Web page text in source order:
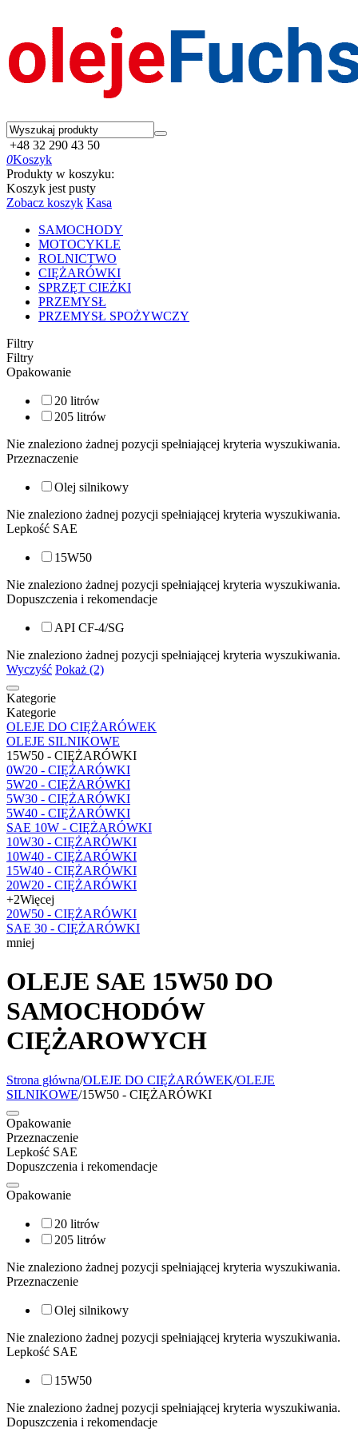
+48 32 290 43 50
0Koszyk
Produkty w koszyku:
Koszyk jest pusty
Zobacz koszyk Kasa
SAMOCHODY
MOTOCYKLE
ROLNICTWO
CIĘŻARÓWKI
SPRZĘT CIEŻKI
PRZEMYSŁ
PRZEMYSŁ SPOŻYWCZY
Filtry
Filtry
Opakowanie
20 litrów
205 litrów
Nie znaleziono żadnej pozycji spełniającej kryteria wyszukiwania.
Przeznaczenie
Olej silnikowy
Nie znaleziono żadnej pozycji spełniającej kryteria wyszukiwania.
Lepkość SAE
15W50
Nie znaleziono żadnej pozycji spełniającej kryteria wyszukiwania.
Dopuszczenia i rekomendacje
API CF-4/SG
Nie znaleziono żadnej pozycji spełniającej kryteria wyszukiwania.
Wyczyść Pokaż (2)
Kategorie
Kategorie
OLEJE DO CIĘŻARÓWEK
OLEJE SILNIKOWE
15W50 - CIĘŻARÓWKI
0W20 - CIĘŻARÓWKI
5W20 - CIĘŻARÓWKI
5W30 - CIĘŻARÓWKI
5W40 - CIĘŻARÓWKI
SAE 10W - CIĘŻARÓWKI
10W30 - CIĘŻARÓWKI
10W40 - CIĘŻARÓWKI
15W40 - CIĘŻARÓWKI
20W20 - CIĘŻARÓWKI
+2Więcej
20W50 - CIĘŻARÓWKI
SAE 30 - CIĘŻARÓWKI
mniej
OLEJE SAE 15W50 DO
SAMOCHODÓW
CIĘŻAROWYCH
Strona główna/OLEJE DO CIĘŻARÓWEK/OLEJE
SILNIKOWE/15W50 - CIĘŻARÓWKI
Opakowanie
Przeznaczenie
Lepkość SAE
Dopuszczenia i rekomendacje
Opakowanie
20 litrów
205 litrów
Nie znaleziono żadnej pozycji spełniającej kryteria wyszukiwania.
Przeznaczenie
Olej silnikowy
Nie znaleziono żadnej pozycji spełniającej kryteria wyszukiwania.
Lepkość SAE
15W50
Nie znaleziono żadnej pozycji spełniającej kryteria wyszukiwania.
Dopuszczenia i rekomendacje